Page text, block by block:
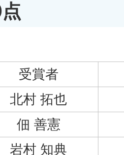
受賞者
北村 拓也
佃 善憲
岩村 知典